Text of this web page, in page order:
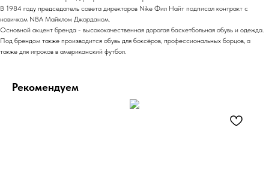
В 1984 году председатель совета директоров Nike Фил Найт подписал контракт с
новичком NBA Майклом Джорданом.
Основной акцент бренда - высококачественная дорогая баскетбольная обувь и одежда.
Под брендом также производится обувь для боксёров, профессиональных борцов, а
также для игроков в американский футбол.
Рекомендуем